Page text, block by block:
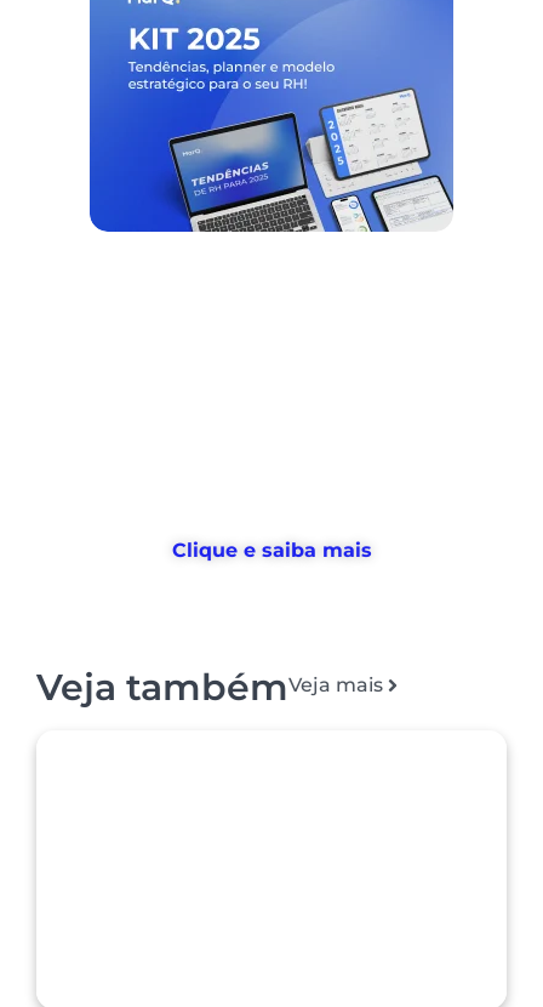
Clique e saiba mais
Veja tambémVeja mais